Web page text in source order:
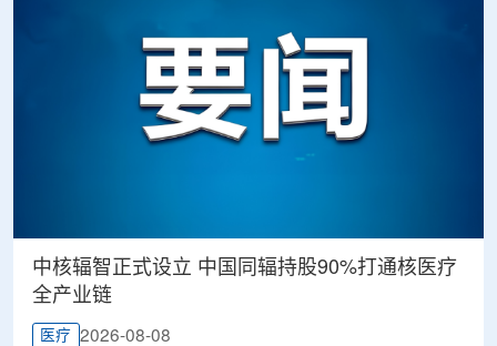
中核辐智正式设立 中国同辐持股90%打通核医疗
全产业链
医疗 2026-08-08